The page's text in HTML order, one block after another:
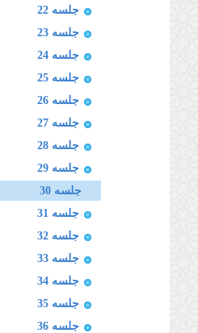
جلسه 22
جلسه 23
جلسه 24
جلسه 25
جلسه 26
جلسه 27
جلسه 28
جلسه 29
جلسه 30
جلسه 31
جلسه 32
جلسه 33
جلسه 34
جلسه 35
جلسه 36